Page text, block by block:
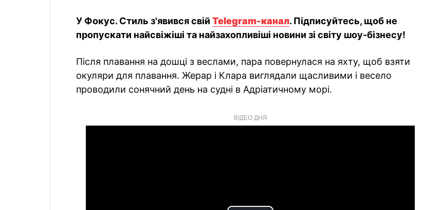
У Фокус. Стиль з'явився свій Telegram-канал. Підписуйтесь, щоб не
пропускати найсвіжіші та найзахопливіші новини зі світу шоу-бізнесу!
Після плавання на дошці з веслами, пара повернулася на яхту, щоб взяти
окуляри для плавання. Жерар і Клара виглядали щасливими і весело
проводили сонячний день на судні в Адріатичному морі.
ВІДЕО ДНЯ